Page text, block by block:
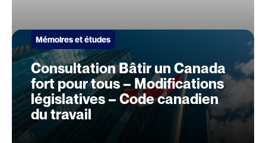
Mémoires et études
Consultation Bâtir un Canada
fort pour tous – Modifications
législatives – Code canadien
du travail